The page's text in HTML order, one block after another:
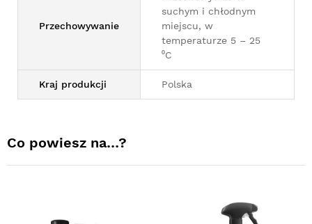
Przechowywanie
suchym i chłodnym
miejscu, w
temperaturze 5 – 25
⁰C
Kraj produkcji Polska
Co powiesz na…?